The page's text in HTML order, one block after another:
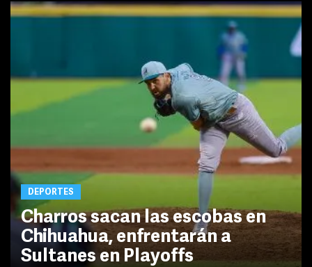
DEPORTES
Charros sacan las escobas en
Chihuahua, enfrentarán a
Sultanes en Playoffs